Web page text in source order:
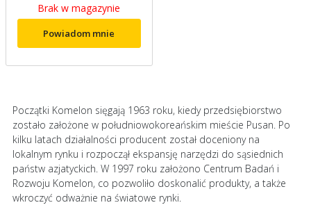
Brak w magazynie
Powiadom mnie
Początki Komelon sięgają 1963 roku, kiedy przedsiębiorstwo
zostało założone w południowokoreańskim mieście Pusan. Po
kilku latach działalności producent został doceniony na
lokalnym rynku i rozpoczął ekspansję narzędzi do sąsiednich
państw azjatyckich. W 1997 roku założono Centrum Badań i
Rozwoju Komelon, co pozwoliło doskonalić produkty, a także
wkroczyć odważnie na światowe rynki.